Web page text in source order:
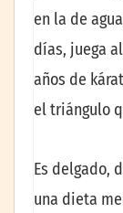
en la de
días, juega
años de
el triángulo
Es delgado,
una dieta